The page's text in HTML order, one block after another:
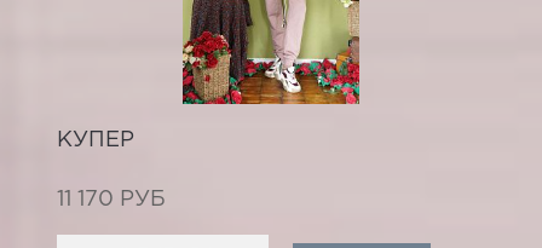
КУПЕР
11 170 РУБ